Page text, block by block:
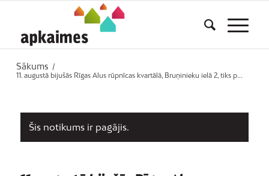
Sākums
/
11. augustā bijušās Rīgas Alus rūpnīcas kvartālā, Bruņinieku ielā 2, tiks p...
Šis notikums ir pagājis.